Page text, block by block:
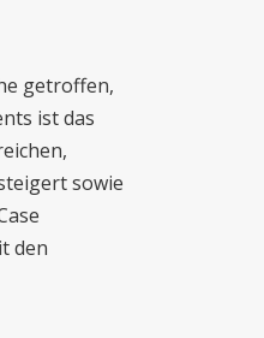
getroffen,
ist das
sowie
den